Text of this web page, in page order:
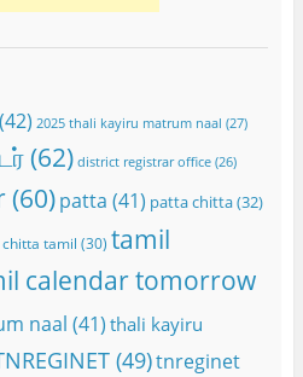
2025 thali kayiru matrum naal (27)
(62) district registrar office(26)
(60) patta (41) patta chitta(32)
tamil (30) tamil
calendar tomorrow
naal (41) thali kayiru
(49)tnreginet